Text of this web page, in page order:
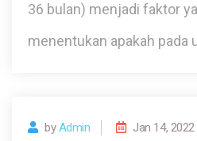
36 bulan) menjadi faktor
menentukan apakah pada
byAdmin Jan 14, 2022